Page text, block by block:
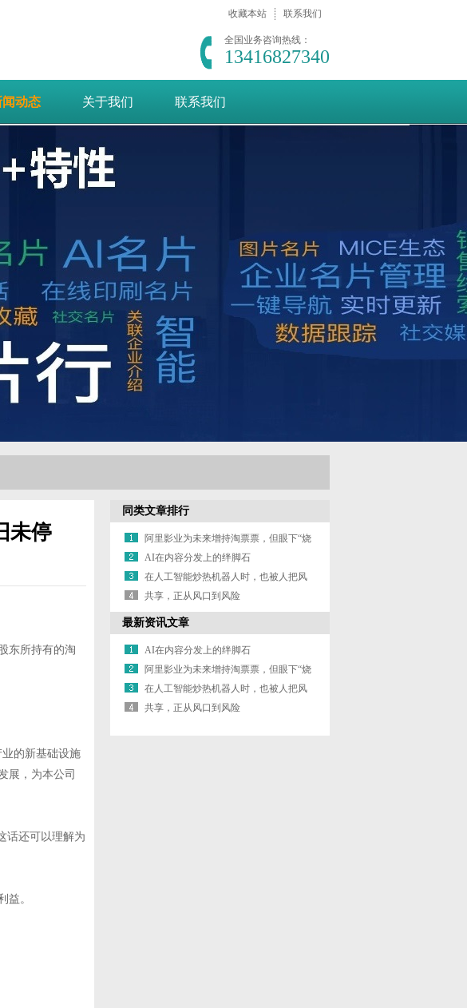
收藏本站 联系我们
全国业务咨询热线：
13416827340
闻动态 关于我们 联系我们
未停
东所持有的淘
的新基础设施
展，为本公司
话还可以理解为
益。
同类文章排行
阿里影业为未来增持淘票票，但眼下“烧
钱”依旧未停
AI在内容分发上的绊脚石
在人工智能炒热机器人时，也被人把风
带进了教科书
共享，正从风口到风险
最新资讯文章
AI在内容分发上的绊脚石
阿里影业为未来增持淘票票，但眼下“烧
钱”依旧未停
在人工智能炒热机器人时，也被人把风
带进了教科书
共享，正从风口到风险